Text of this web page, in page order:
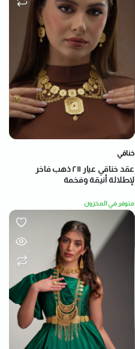
خناقي
عقد خناقي عيار ٢١١ ذهب فاخر
لإطلالة أنيقة وفخمة
متوفر في المخزون